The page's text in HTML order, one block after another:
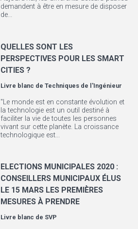
demandent à être en mesure de disposer
de...
QUELLES SONT LES
PERSPECTIVES POUR LES SMART
CITIES ?
Livre blanc deTechniques de l'Ingénieur
"Le monde est en constante évolution et
la technologie est un outil destiné à
faciliter la vie de toutes les personnes
vivant sur cette planète. La croissance
technologique est...
ELECTIONS MUNICIPALES 2020 :
CONSEILLERS MUNICIPAUX ÉLUS
LE 15 MARS LES PREMIÈRES
MESURES À PRENDRE
Livre blanc de SVP